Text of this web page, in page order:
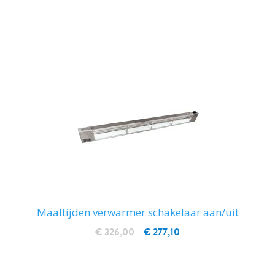
Maaltijden verwarmer schakelaar aan/uit
€ 277,10
€ 326,00